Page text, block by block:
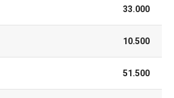
33.000
10.500
51.500